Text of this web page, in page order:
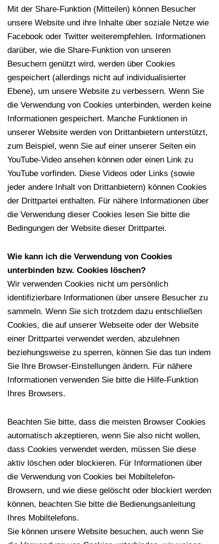
Mit der Share-Funktion (Mitteilen) können Besucher
unsere Website und ihre Inhalte über soziale Netze wie
Facebook oder Twitter weiterempfehlen. Informationen
darüber, wie die Share-Funktion von unseren
Besuchern genützt wird, werden über Cookies
gespeichert (allerdings nicht auf individualisierter
Ebene), um unsere Website zu verbessern. Wenn Sie
die Verwendung von Cookies unterbinden, werden keine
Informationen gespeichert. Manche Funktionen in
unserer Website werden von Drittanbietern unterstützt,
zum Beispiel, wenn Sie auf einer unserer Seiten ein
YouTube-Video ansehen können oder einen Link zu
YouTube vorfinden. Diese Videos oder Links (sowie
jeder andere Inhalt von Drittanbietern) können Cookies
der Drittpartei enthalten. Für nähere Informationen über
die Verwendung dieser Cookies lesen Sie bitte die
Bedingungen der Website dieser Drittpartei.
Wie kann ich die Verwendung von Cookies
unterbinden bzw. Cookies löschen?
Wir verwenden Cookies nicht um persönlich
identifizierbare Informationen über unsere Besucher zu
sammeln. Wenn Sie sich trotzdem dazu entschließen
Cookies, die auf unserer Webseite oder der Website
einer Drittpartei verwendet werden, abzulehnen
beziehungsweise zu sperren, können Sie das tun indem
Sie Ihre Browser-Einstellungen ändern. Für nähere
Informationen verwenden Sie bitte die Hilfe-Funktion
Ihres Browsers.
Beachten Sie bitte, dass die meisten Browser Cookies
automatisch akzeptieren, wenn Sie also nicht wollen,
dass Cookies verwendet werden, müssen Sie diese
aktiv löschen oder blockieren. Für Informationen über
die Verwendung von Cookies bei Mobiltelefon-
Browsern, und wie diese gelöscht oder blockiert werden
können, beachten Sie bitte die Bedienungsanleitung
Ihres Mobiltelefons.
Sie können unsere Website besuchen, auch wenn Sie